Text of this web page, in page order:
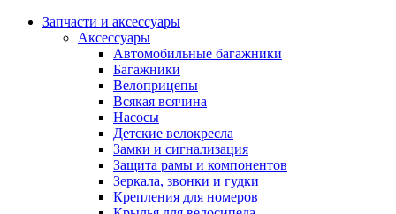
Запчасти и аксессуары
Аксессуары
Автомобильные багажники
Багажники
Велоприцепы
Всякая всячина
Насосы
Детские велокресла
Замки и сигнализация
Защита рамы и компонентов
Зеркала, звонки и гудки
Крепления для номеров